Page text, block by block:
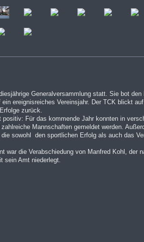
Generalversammlung statt. Sie bot den
ereignisreiches Vereinsjahr. Der TCK blickt
zurück.
Für das kommende Jahr konnten in
Mannschaften gemeldet werden.
sowohl den sportlichen Erfolg als auch das
war die Verabschiedung von Manfred Kohl, der
sein Amt niederlegt.